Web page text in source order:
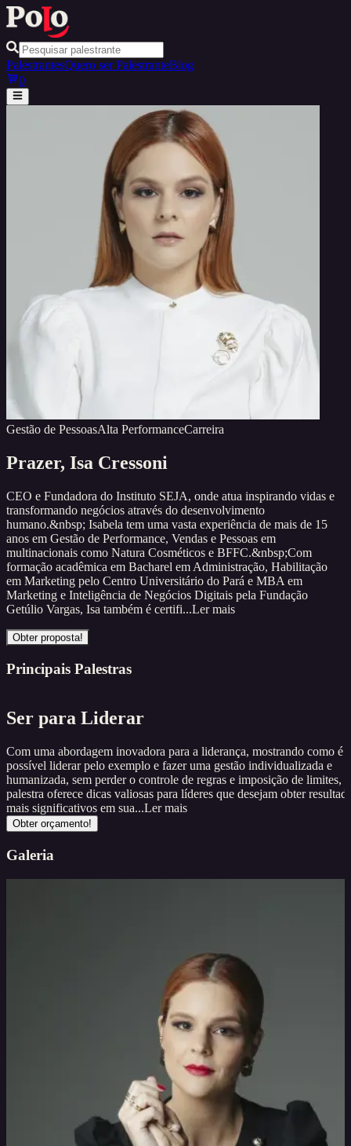
PalestrantesQuero ser PalestranteBlog
0
Gestão de PessoasAlta PerformanceCarreira
Prazer, Isa Cressoni
CEO e Fundadora do Instituto SEJA, onde atua inspirando vidas e
transformando negócios através do desenvolvimento
humano.&nbsp; Isabela tem uma vasta experiência de mais de 15
anos em Gestão de Performance, Vendas e Pessoas em
multinacionais como Natura Cosméticos e BFFC.&nbsp;Com
formação acadêmica em Bacharel em Administração, Habilitação
em Marketing pelo Centro Universitário do Pará e MBA em
Marketing e Inteligência de Negócios Digitais pela Fundação
Getúlio Vargas, Isa também é certifi...Ler mais
Obter proposta!
Principais Palestras
Ser para Liderar
Com uma abordagem inovadora para a liderança, mostrando como é
possível liderar pelo exemplo e fazer uma gestão individualizada e
humanizada, sem perder o controle de regras e imposição de limites, a
palestra oferece dicas valiosas para líderes que desejam obter
mais significativos em sua...Ler mais
Obter orçamento!
Galeria